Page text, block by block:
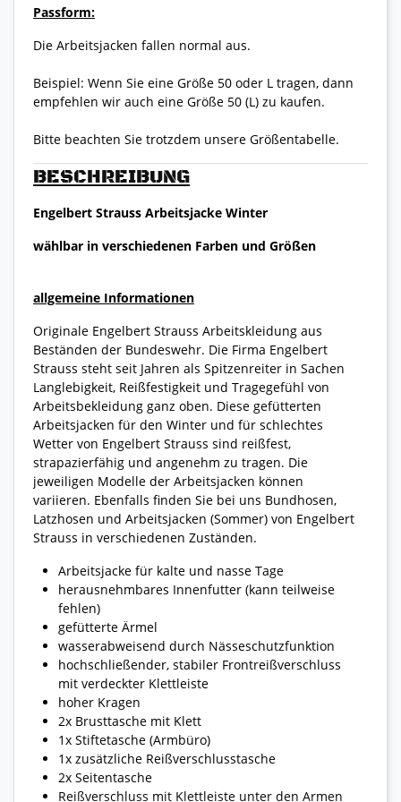
BESCHREIBUNG
Engelbert Strauss Arbeitsjacke Winter
wählbar in verschiedenen Farben und Größen
allgemeine Informationen
Originale Engelbert Strauss Arbeitskleidung aus
Beständen der Bundeswehr. Die Firma Engelbert
Strauss steht seit Jahren als Spitzenreiter in Sachen
Langlebigkeit, Reißfestigkeit und Tragegefühl von
Arbeitsbekleidung ganz oben. Diese gefütterten
Arbeitsjacken für den Winter und für schlechtes
Wetter von Engelbert Strauss sind reißfest,
strapazierfähig und angenehm zu tragen. Die
jeweiligen Modelle der Arbeitsjacken können
variieren. Ebenfalls finden Sie bei uns Bundhosen,
Latzhosen und Arbeitsjacken (Sommer) von Engelbert
Strauss in verschiedenen Zuständen.
Arbeitsjacke für kalte und nasse Tage
herausnehmbares Innenfutter (kann teilweise
fehlen)
gefütterte Ärmel
wasserabweisend durch Nässeschutzfunktion
hochschließender, stabiler Frontreißverschluss
mit verdeckter Klettleiste
hoher Kragen
2x Brusttasche mit Klett
1x Stiftetasche (Armbüro)
1x zusätzliche Reißverschlusstasche
2x Seitentasche
Reißverschluss mit Klettleiste unter den Armen
Passform:
Die Arbeitsjacken fallen normal aus.
Beispiel: Wenn Sie eine Größe 50 oder L tragen, dann
empfehlen wir auch eine Größe 50 (L) zu kaufen.
Bitte beachten Sie trotzdem unsere Größentabelle.